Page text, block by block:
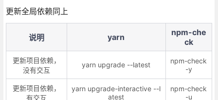
更新全局依赖同上
说明 yarn
npm-che
ck
更新项目依赖，
没有交互
yarn upgrade --latest
npm-check
-y
更新项目依赖，
有交互
yarn upgrade-interactive --l
atest
npm-check
-u